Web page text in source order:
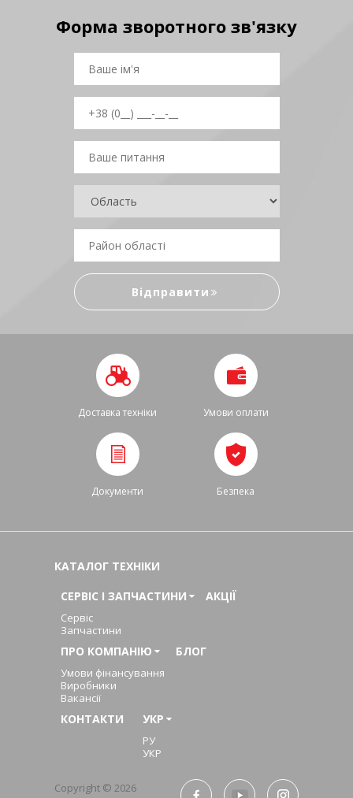
Форма зворотного зв'язку
Доставка техніки Умови оплати
Документи Безпека
КАТАЛОГ ТЕХНІКИ
СЕРВІС І ЗАПЧАСТИНИ
Сервіс
Запчастини
АКЦІЇ
ПРО КОМПАНІЮ
Умови фінансування
Виробники
Вакансії
БЛОГ
КОНТАКТИ УКР
РУ
УКР
Copyright © 2026